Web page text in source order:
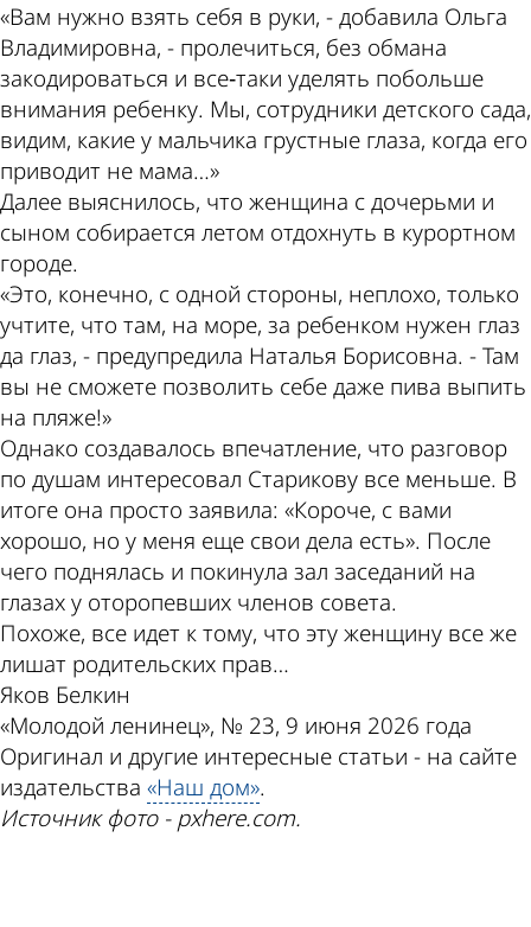
«Вам нужно взять себя в руки, - добавила Ольга
Владимировна, - пролечиться, без обмана
закодироваться и все‑таки уделять побольше
внимания ребенку. Мы, сотрудники детского сада,
видим, какие у мальчика грустные глаза, когда его
приводит не мама…»
Далее выяснилось, что женщина с дочерьми и
сыном собирается летом отдохнуть в курортном
городе.
«Это, конечно, с одной стороны, неплохо, только
учтите, что там, на море, за ребенком нужен глаз
да глаз, - предупредила Наталья Борисовна. - Там
вы не сможете позволить себе даже пива выпить
на пляже!»
Однако создавалось впечатление, что разговор
по душам интересовал Старикову все меньше. В
итоге она просто заявила: «Короче, с вами
хорошо, но у меня еще свои дела есть». После
чего поднялась и покинула зал заседаний на
глазах у оторопевших членов совета.
Похоже, все идет к тому, что эту женщину все же
лишат родительских прав…
Яков Белкин
«Молодой ленинец», № 23, 9 июня 2026 года
Оригинал и другие интересные статьи - на сайте
издательства «Наш дом».
Источник фото - pxhere.com.